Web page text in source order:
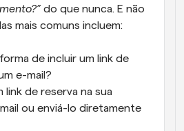
do que nunca. E não
mais comuns incluem:
de incluir um link de
e-mail?
link de reserva na sua
ou enviá-lo diretamente